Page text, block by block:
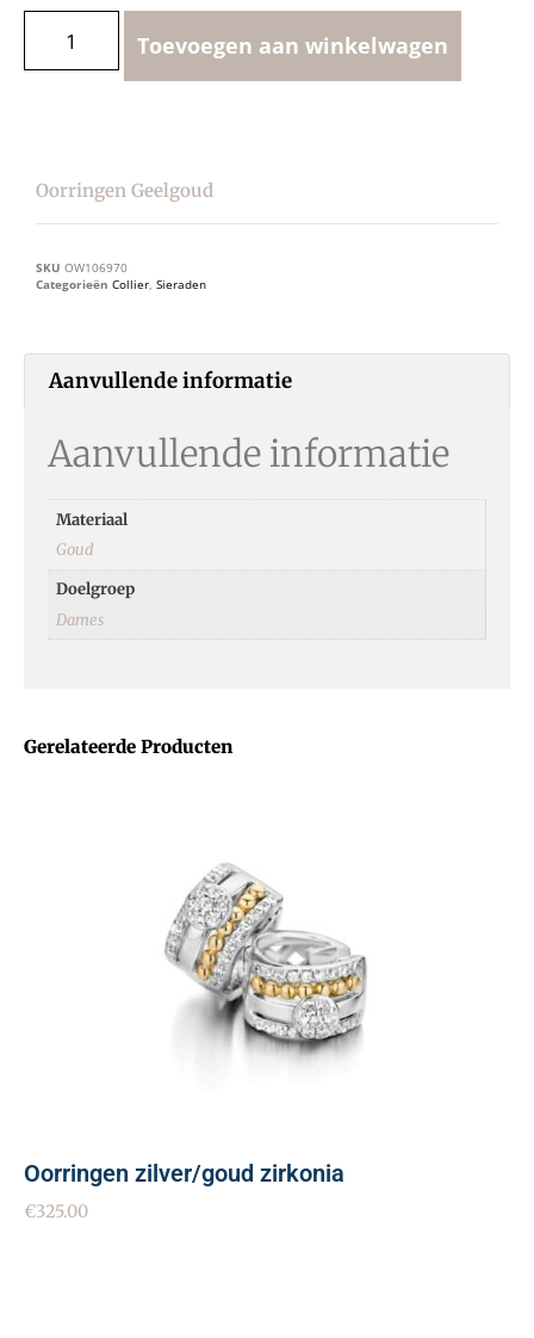
Toevoegen aan winkelwagen
Gerelateerde Producten
Oorringen zilver/goud zirkonia
€325.00
Oorringen Geelgoud
SKU OW106970
Categorieën Collier, Sieraden
Aanvullende informatie
Aanvullende informatie
Materiaal
Goud
Doelgroep
Dames